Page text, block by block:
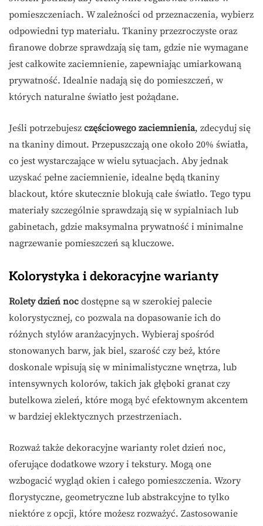
pomieszczeniach. W zależności od przeznaczenia, wybierz
odpowiedni typ materiału. Tkaniny przezroczyste oraz
firanowe dobrze sprawdzają się tam, gdzie nie wymagane
jest całkowite zaciemnienie, zapewniając umiarkowaną
prywatność. Idealnie nadają się do pomieszczeń, w
których naturalne światło jest pożądane.
Jeśli potrzebujesz częściowego zaciemnienia, zdecyduj się
na tkaniny dimout. Przepuszczają one około 20% światła,
co jest wystarczające w wielu sytuacjach. Aby jednak
uzyskać pełne zaciemnienie, idealne będą tkaniny
blackout, które skutecznie blokują całe światło. Tego typu
materiały szczególnie sprawdzają się w sypialniach lub
gabinetach, gdzie maksymalna prywatność i minimalne
nagrzewanie pomieszczeń są kluczowe.
Kolorystyka i dekoracyjne warianty
Rolety dzień noc dostępne są w szerokiej palecie
kolorystycznej, co pozwala na dopasowanie ich do
różnych stylów aranżacyjnych. Wybieraj spośród
stonowanych barw, jak biel, szarość czy beż, które
doskonale wpisują się w minimalistyczne wnętrza, lub
intensywnych kolorów, takich jak głęboki granat czy
butelkowa zieleń, które mogą być efektownym akcentem
w bardziej eklektycznych przestrzeniach.
Rozważ także dekoracyjne warianty rolet dzień noc,
oferujące dodatkowe wzory i tekstury. Mogą one
wzbogacić wygląd okien i całego pomieszczenia. Wzory
florystyczne, geometryczne lub abstrakcyjne to tylko
niektóre z opcji, które możesz rozważyć. Zastosowanie